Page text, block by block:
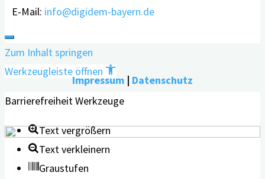
E-Mail: info@digidem-bayern.de
Impressum | Datenschutz
Zum Inhalt springen
Werkzeugleiste öffnen
Barrierefreiheit Werkzeuge
Text vergrößern
Text verkleinern
Graustufen